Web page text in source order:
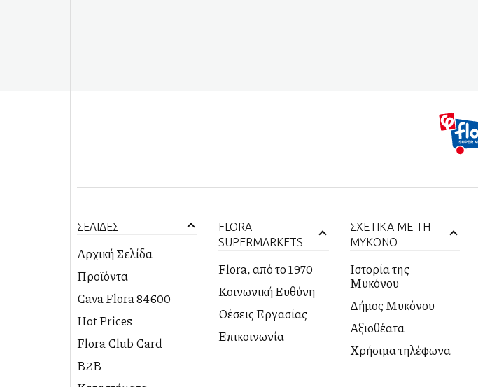
ΣΕΛΙΔΕΣ
Αρχική Σελίδα
Προϊόντα
PREMIUM
ΠΡΟΤΑΣΕΙΣ
Cava Flora 84600
ΚΑΒΑ
DELICATESSEN
Hot Prices
Flora Club Card
B2B
FLORA
SUPERMARKETS
Flora, από το 1970
Κοινωνική Ευθύνη
Θέσεις Εργασίας
Επικοινωνία
ΣΧΕΤΙΚΑ ΜΕ ΤΗ
ΜΥΚΟΝΟ
Ιστορία της
Μυκόνου
Δήμος Μυκόνου
Αξιοθέατα
Χρήσιμα τηλέφωνα